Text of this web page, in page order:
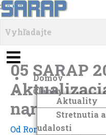
Preskočiť
na
obsah
SARAP
Menu
Domov
Články
Aktuality
Stretnutia a
udalosti
05 SARAP
nariadenia
Od Roman Maas
Menu
Menu
Menu